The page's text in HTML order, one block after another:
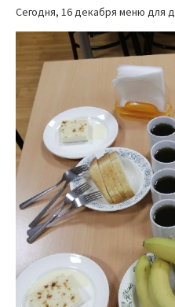
Сегодня, 16 декабря меню для